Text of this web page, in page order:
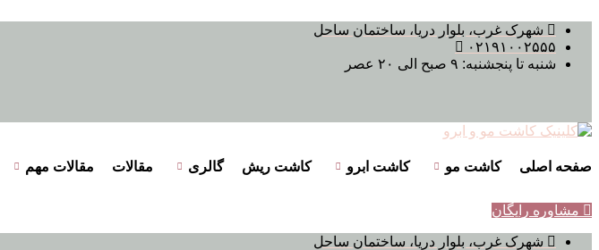
محتوا
شهرک غرب، بلوار دریا، ساختمان ساحل
۰۲۱۹۱۰۰۲۵۵۵
شنبه تا پنجشنبه: ۹ صبح الی ۲۰ عصر
صفحه اصلی کاشت مو کاشت ابرو کاشت ریش گالری مقالات مقالات مهم
مشاوره رایگان
شهرک غرب، بلوار دریا، ساختمان ساحل